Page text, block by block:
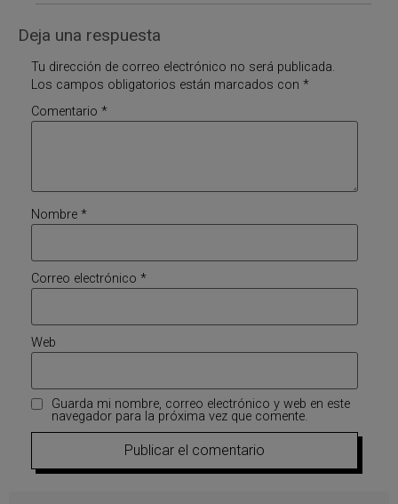
Deja una respuesta
Tu dirección de correo electrónico no será publicada.
Los campos obligatorios están marcados con *
Comentario *
Nombre *
Correo electrónico *
Web
Guarda mi nombre, correo electrónico y web en este
navegador para la próxima vez que comente.